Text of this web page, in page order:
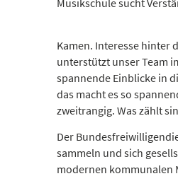
Kamen. Interesse hinter
unterstützt unser Team
spannende Einblicke in
das macht es so
zweitrangig. Was zählt
Der
sammeln und sich
modernen kommunalen